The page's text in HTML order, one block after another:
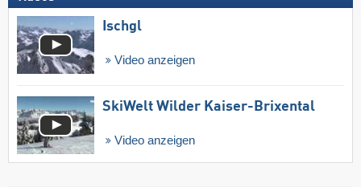
Ischgl
Video anzeigen
SkiWelt Wilder Kaiser-Brixental
Video anzeigen